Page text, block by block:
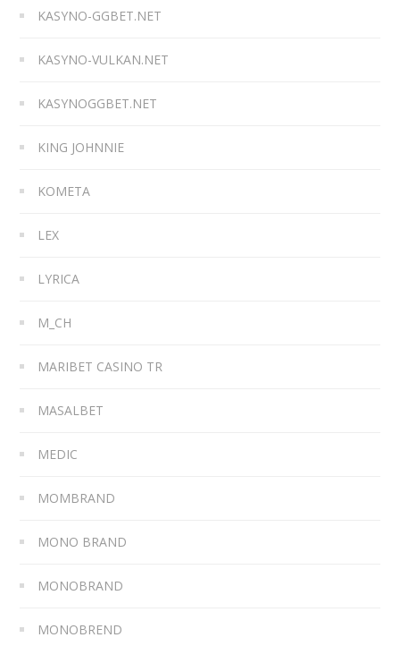
KASYNO-GGBET.NET
KASYNO-VULKAN.NET
KASYNOGGBET.NET
KING JOHNNIE
KOMETA
LEX
LYRICA
M_CH
MARIBET CASINO TR
MASALBET
MEDIC
MOMBRAND
MONO BRAND
MONOBRAND
MONOBREND